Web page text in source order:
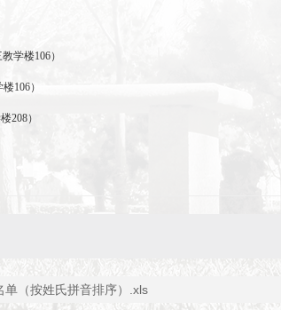
教学楼106）
楼106）
208）
（按姓氏拼音排序）.xls